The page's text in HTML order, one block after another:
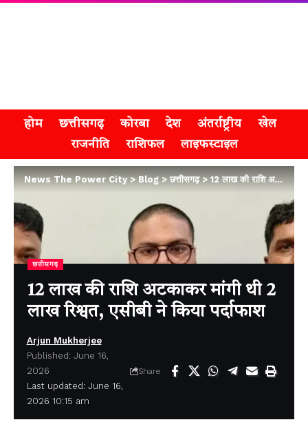
होम छत्तीसगढ़ कोरबा देश अंतर्राष्ट्रीय
खेल
राजनीति
राशिफल लाइफस्टाइल
News The Power City>Blog>छत्तीसगढ़>12 लाख की राशि अटकाकर मांगी थी 2 लाख रिश्वत, एसीबी ने किया पर्दाफाश
छत्तीसगढ़
12 लाख की राशि अटकाकर मांगी थी 2
लाख रिश्वत, एसीबी ने किया पर्दाफाश
Last updated: June 16,
2026 10:15 am
Arjun Mukherjee
Published: June 16,
2026
Share